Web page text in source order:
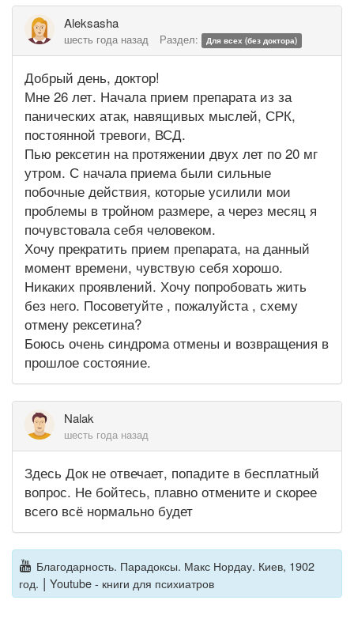
Aleksasha
шесть года назад Раздел: Для всех (без доктора)
Добрый день, доктор!
Мне 26 лет. Начала прием препарата из за
панических атак, навящивых мыслей, СРК,
постоянной тревоги, ВСД.
Пью рексетин на протяжении двух лет по 20 мг
утром. С начала приема были сильные
побочные действия, которые усилили мои
проблемы в тройном размере, а через месяц я
почувстовала себя человеком.
Хочу прекратить прием препарата, на данный
момент времени, чувствую себя хорошо.
Никаких проявлений. Хочу попробовать жить
без него. Посоветуйте , пожалуйста , схему
отмену рексетина?
Боюсь очень синдрома отмены и возвращения в
прошлое состояние.
Nalak
шесть года назад
Здесь Док не отвечает, попадите в бесплатный
вопрос. Не бойтесь, плавно отмените и скорее
всего всё нормально будет
Благодарность. Парадоксы. Макс Нордау. Киев, 1902
год. | Youtube - книги для психиатров